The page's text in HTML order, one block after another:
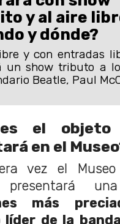
y al aire
y dónde?
y con entradas
un show tributo a
Beatle, Paul
es el
en el
vez el
presentará
más
líder de la